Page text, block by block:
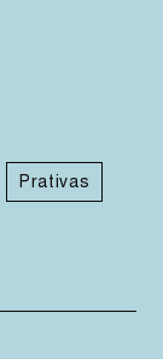
Prativas